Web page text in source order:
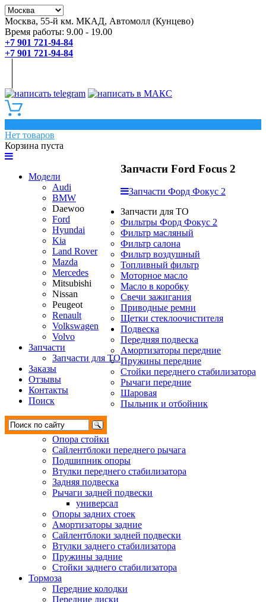
Москва, 55-й км. МКАД, Автомолл (Кунцево)
Время работы: 9.00 - 19.00
+7 901 721-94-84
+7 901 721-94-84
Нет товаров
Корзина пуста
Модели
Audi
BMW
Daewoo
Ford
Hyundai
Kia
Land Rover
Mazda
Mercedes
Mitsubishi
Nissan
Peugeot
Renault
Volkswagen
Volvo
Запчасти
Запчасти для ТО
Заказы
Отзывы
Контакты
Поиск
Запчасти Ford Focus 2
Запчасти Форд Фокус 2
Запчасти для ТО
Фильтры Форд Фокус 2
Фильтр масляный
Фильтр салона
Фильтр воздушный
Топливный фильтр
Моторное масло
Масло в коробку
Свечи зажигания
Приводные ремни
Щетки стеклоочистителя
Подвеска
Передняя подвеска
Амортизаторы передние
Пружины передние
Стойки переднего стабилизатора
Рычаги передние
Шаровая
Пыльник и отбойник
Опора стойки
Сайлентблоки переднего рычага
Подшипник опоры
Втулки переднего стабилизатора
Задняя подвеска
Рычаги задней подвески
универсал
Опоры задних стоек
Амортизаторы задние
Сайлентблоки задней подвески
Втулки заднего стабилизатора
Пружины задние
Стойки заднего стабилизатора
Тормоза
Передние колодки
Передние диски